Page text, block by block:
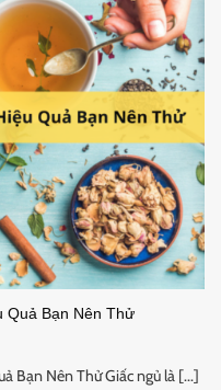
Quả Bạn Nên Thử
Bạn Nên Thử Giấc ngủ là [...]